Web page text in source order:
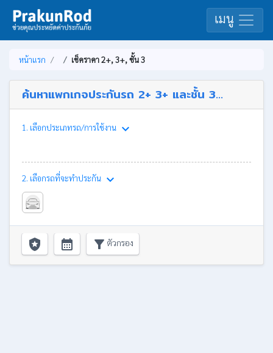
เมนู
หน้าแรก เช็คราคา 2+, 3+, ชั้น 3
ค้นหาแพกเกจประกันรถ 2+ 3+ และชั้น 3...
1. เลือกประเภทรถ/การใช้งาน keyboard_arrow_down
2. เลือกรถที่จะทำประกัน keyboard_arrow_down
local_police calendar_month filter_alt ตัวกรอง